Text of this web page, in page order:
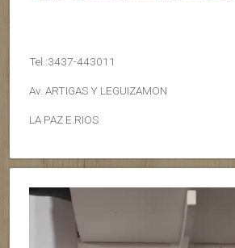
Tel.:3437-443011
Av. ARTIGAS Y LEGUIZAMON
LA PAZ E.RIOS
Reproductor